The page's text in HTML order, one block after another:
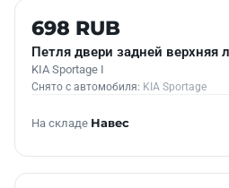
Б/У В НАЛИЧИИ
698 RUB
Петля двери задней верхняя
KIA Sportage I
Снято с автомобиля: KIA Sportage
На складе Навес